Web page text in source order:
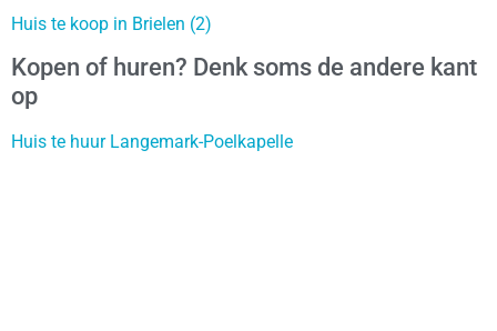
Huis te koop in Brielen (2)
Kopen of huren? Denk soms de andere kant
op
Huis te huur Langemark-Poelkapelle